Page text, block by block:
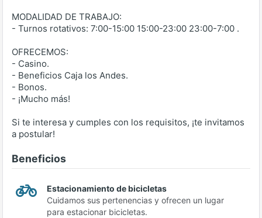
MODALIDAD DE TRABAJO:
- Turnos rotativos: 7:00-15:00 15:00-23:00 23:00-7:00 .
OFRECEMOS:
- Casino.
- Beneficios Caja los Andes.
- Bonos.
- ¡Mucho más!
Si te interesa y cumples con los requisitos, ¡te invitamos
a postular!
Beneficios
Estacionamiento de bicicletas
Cuidamos sus pertenencias y ofrecen un lugar
para estacionar bicicletas.